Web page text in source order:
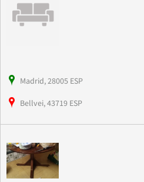
Madrid, 28005 ESP
Bellvei, 43719 ESP